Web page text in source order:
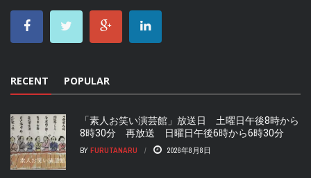
RECENT POPULAR
「素人お笑い演芸館」放送日 土曜日午後8時から
8時30分 再放送 日曜日午後6時から6時30分
BY FURUTANARU 2026年8月8日